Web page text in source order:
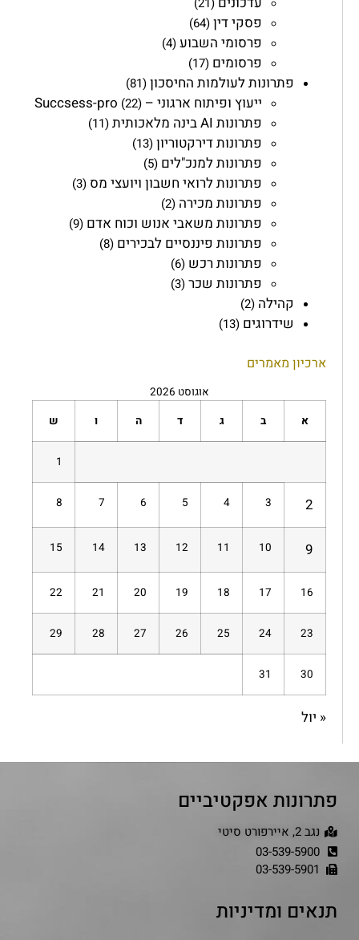
פסקי דין(64)
פרסומי השבוע(4)
פרסומים (17)
פתרונות לעולמות החיסכון(81)
ייעוץ ופיתוח ארגוני – Succsess-pro (22)
פתרונות AI בינה מלאכותית (11)
פתרונות דירקטוריון(13)
פתרונות למנכ"לים (5)
פתרונות לרואי חשבון ויועצי מס (3)
פתרונות מכירה (2)
פתרונות משאבי אנוש וכוח אדם (9)
פתרונות פיננסיים לבכירים (8)
פתרונות רכש (6)
פתרונות שכר(3)
קהילה (2)
שידרוגים (13)
ארכיון מאמרים
אוגוסט 2026
א
ב ג ד ה ו ש
1
2
3
4
5
6
7
8
9
10
11
12
13
14
15
16
17
18
19
20
21
22
23
24
25
26
27
28
29
30
31
« יול
פתרונות אפקטיביים
נגב 2, איירפורט סיטי
03-539-5900
03-539-5901
תנאים ומדיניות